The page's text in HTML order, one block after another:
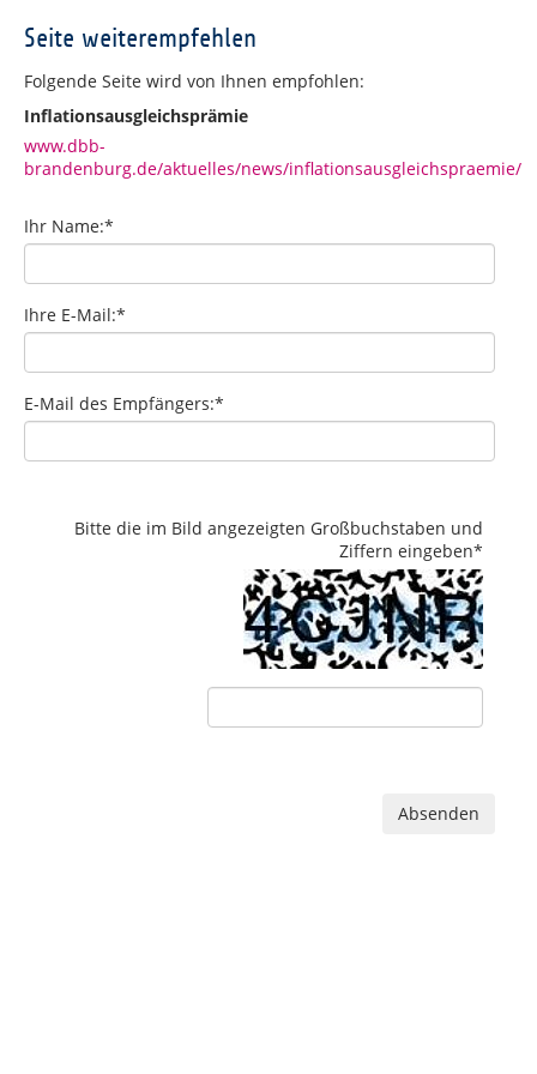
Seite weiterempfehlen
Folgende Seite wird von Ihnen empfohlen:
Inflationsausgleichsprämie
www.dbb-
brandenburg.de/aktuelles/news/inflationsausgleichspraemie/
Ihr Name:*
Ihre E-Mail:*
E-Mail des Empfängers:*
Bitte die im Bild angezeigten Großbuchstaben und
Ziffern eingeben*
Absenden